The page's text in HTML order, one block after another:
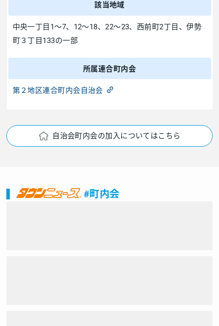
該当地域
中央一丁目1～7、12～18、22～23、西前町2丁目、伊勢
町３丁目133の一部
所属連合町内会
第２地区連合町内会自治会
自治会町内会の加入についてはこちら
#町内会